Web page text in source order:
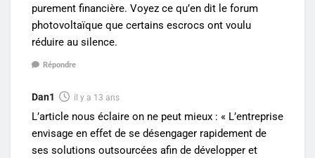
purement financière. Voyez ce qu’en dit le forum
photovoltaïque que certains escrocs ont voulu
réduire au silence.
Répondre
Dan1 il y a 13 ans
L’article nous éclaire on ne peut mieux : « L’entreprise
envisage en effet de se désengager rapidement de
ses solutions outsourcées afin de développer et